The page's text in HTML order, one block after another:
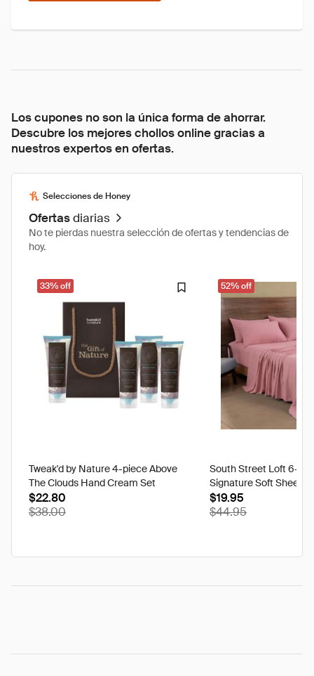
Los cupones no son la única forma de ahorrar.
Descubre los mejores chollos online gracias a
nuestros expertos en ofertas.
Selecciones de Honey
Ofertasdiarias
No te pierdas nuestra selección de ofertas y tendencias de
hoy.
33% off
Tweak'd by Nature 4-piece Above
The Clouds Hand Cream Set
$22.80
$38.00
52% off
South Street Loft 6-
Signature Soft Sheet
Ikat - Twin
$19.95
$44.95